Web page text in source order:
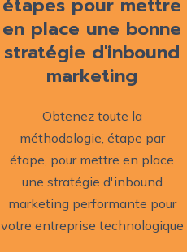
en place une bonne
stratégie d'inbound
marketing
Obtenez toute la
méthodologie, étape par
étape, pour mettre en place
une stratégie d'inbound
marketing performante pour
votre entreprise technologique